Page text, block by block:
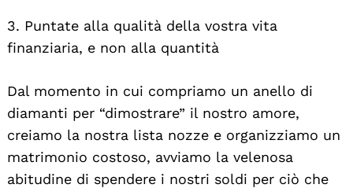
3. Puntate alla qualità della vostra vita
finanziaria, e non alla quantità
Dal momento in cui compriamo un anello di
diamanti per “dimostrare” il nostro amore,
creiamo la nostra lista nozze e organizziamo un
matrimonio costoso, avviamo la velenosa
abitudine di spendere i nostri soldi per ciò che